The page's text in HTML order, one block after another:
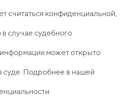
считаться конфиденциальной,
в случае судебного
информация может открыто
суде. Подробнее в нашей